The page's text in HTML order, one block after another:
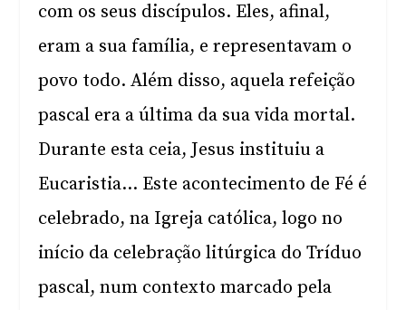
com os seus discípulos. Eles, afinal,
eram a sua família, e representavam o
povo todo. Além disso, aquela refeição
pascal era a última da sua vida mortal.
Durante esta ceia, Jesus instituiu a
Eucaristia… Este acontecimento de Fé é
celebrado, na Igreja católica, logo no
início da celebração litúrgica do Tríduo
pascal, num contexto marcado pela